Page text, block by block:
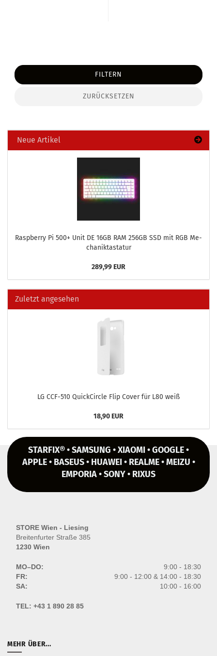
FILTERN
ZURÜCKSETZEN
Neue Artikel
Raspber­ry Pi 500+ Unit DE 16GB RAM 256GB SSD mit RGB Me­
cha­nik­tas­ta­tur
289,99 EUR
Zuletzt angesehen
LG CCF-​510 Quick­Cir­cle Flip Cover für L80 weiß
18,90 EUR
STARFIX® • SAMSUNG • XIAOMI • GOOGLE •
APPLE • BASEUS • HUAWEI • REALME • MEIZU •
EMPORIA • SONY • RIXUS
STORE Wien - Liesing
Breitenfurter Straße 385
1230 Wien
MO–DO:
9:00 - 18:30
FR:
9:00 - 12:00 & 14:00 - 18:30
SA:
10:00 - 16:00
TEL: +43 1 890 28 85
MEHR ÜBER...